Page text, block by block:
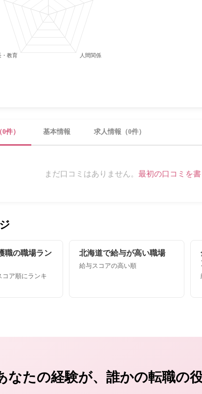
人間関係
・教育
件） 基本情報 求人情報（0件）
まだ口コミはありません。 最初の口コミを書
職の職場ラン
コア順にランキ
北海道で給与が高い職場
給与スコアの高い順
なたの経験が、誰かの転職の役